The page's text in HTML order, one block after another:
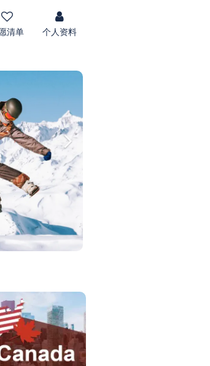
清单 个人资料